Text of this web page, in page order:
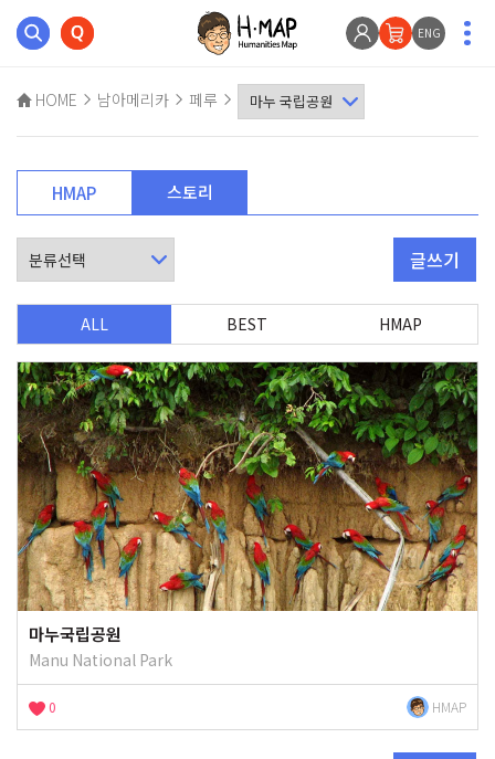
ENG
HOME 남아메리카 페루
HMAP 스토리
글쓰기
ALL BEST HMAP
마누국립공원
Manu National Park
0 HMAP